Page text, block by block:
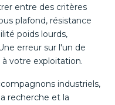
entre des critères
plafond, résistance
poids lourds,
erreur sur l'un de
votre exploitation.
industriels,
recherche et la